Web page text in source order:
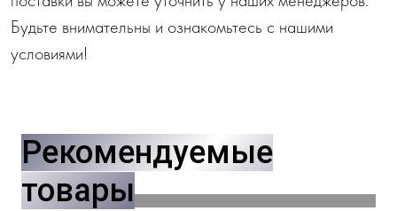
Будьте внимательны и ознакомьтесь с нашими
условиями!
Рекомендуемые
товары